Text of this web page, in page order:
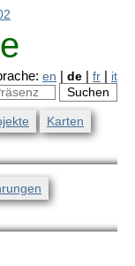
en de fr it
Karten